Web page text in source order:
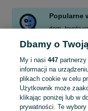
Popularne
dom toyota
15' 5x 100 vw
Zobacz Więcej
Mapa kategorii
Dbamy o
My i nasi 447partnerzy
informacji na
plikach cookie w celu
Użytkownik może
klikając poniżej lub w
prywatności. Te